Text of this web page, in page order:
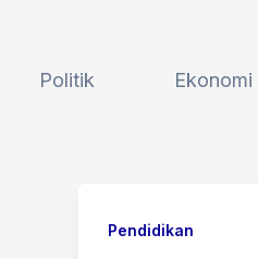
Politik Ekonomi
Pendidikan